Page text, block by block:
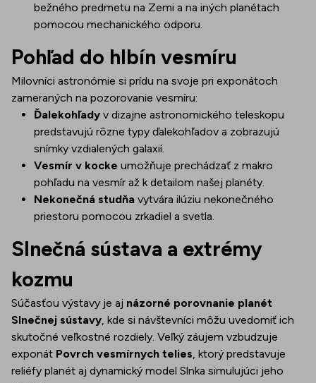
bežného predmetu na Zemi a na iných planétach
pomocou mechanického odporu.
Pohľad do hlbín vesmíru
Milovníci astronómie si prídu na svoje pri exponátoch
zameraných na pozorovanie vesmíru:
Ďalekohľady v dizajne astronomického teleskopu
predstavujú rôzne typy ďalekohľadov a zobrazujú
snímky vzdialených galaxií.
Vesmír v kocke umožňuje prechádzať z makro
pohľadu na vesmír až k detailom našej planéty.
Nekonečná studňa vytvára ilúziu nekonečného
priestoru pomocou zrkadiel a svetla.
Slnečná sústava a extrémy
kozmu
Súčasťou výstavy je aj názorné porovnanie planét
Slnečnej sústavy, kde si návštevníci môžu uvedomiť ich
skutočné veľkostné rozdiely. Veľký záujem vzbudzuje
exponát Povrch vesmírnych telies, ktorý predstavuje
reliéfy planét aj dynamický model Slnka simulujúci jeho